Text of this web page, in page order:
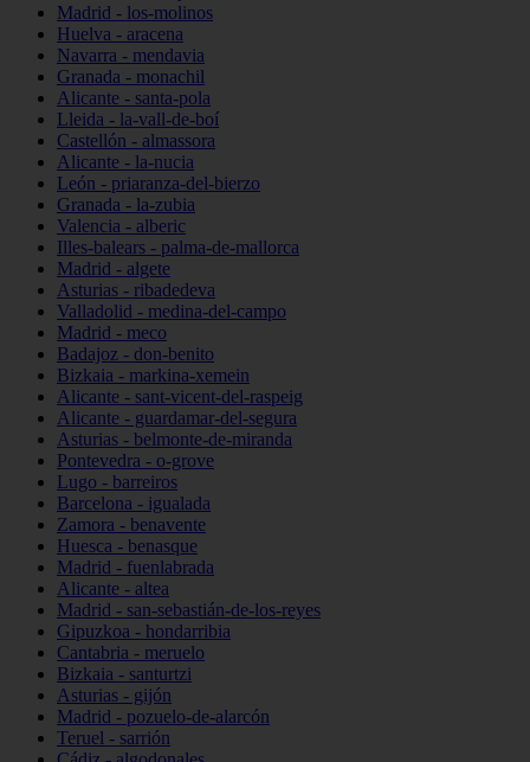
Madrid - los-molinos
Huelva - aracena
Navarra - mendavia
Granada - monachil
Alicante - santa-pola
Lleida - la-vall-de-boí
Castellón - almassora
Alicante - la-nucia
León - priaranza-del-bierzo
Granada - la-zubia
Valencia - alberic
Illes-balears - palma-de-mallorca
Madrid - algete
Asturias - ribadedeva
Valladolid - medina-del-campo
Madrid - meco
Badajoz - don-benito
Bizkaia - markina-xemein
Alicante - sant-vicent-del-raspeig
Alicante - guardamar-del-segura
Asturias - belmonte-de-miranda
Pontevedra - o-grove
Lugo - barreiros
Barcelona - igualada
Zamora - benavente
Huesca - benasque
Madrid - fuenlabrada
Alicante - altea
Madrid - san-sebastián-de-los-reyes
Gipuzkoa - hondarribia
Cantabria - meruelo
Bizkaia - santurtzi
Asturias - gijón
Madrid - pozuelo-de-alarcón
Teruel - sarrión